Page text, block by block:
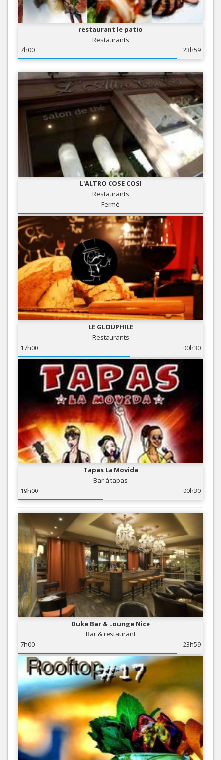
restaurant le patio
Restaurants
7h00
23h59
L'ALTRO COSE COSI
Restaurants
Fermé
LE GLOUPHILE
Restaurants
17h00
00h30
Tapas La Movida
Bar à tapas
19h00
00h30
Duke Bar & Lounge Nice
Bar & restaurant
7h00
23h59